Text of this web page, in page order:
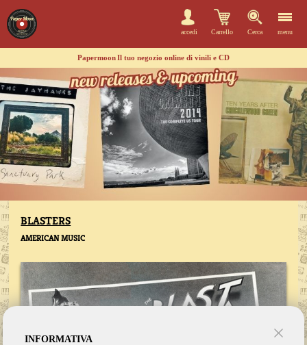
accedi Carrello Cerca menu
PapermoonIl tuo negozio online di vinili e CD
BLASTERS
AMERICAN MUSIC
INFORMATIVA